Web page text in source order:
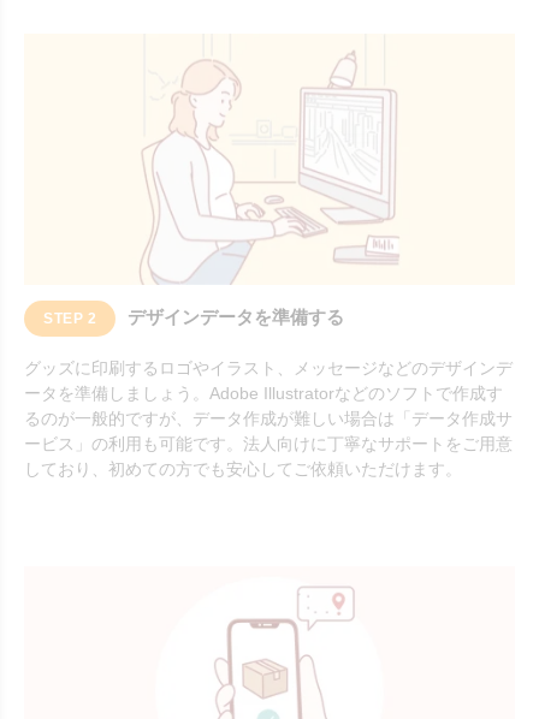
STEP 2 デザインデータを準備する
グッズに印刷するロゴやイラスト、メッセージなどのデザインデ
ータを準備しましょう。Adobe Illustratorなどのソフトで作成す
るのが一般的ですが、データ作成が難しい場合は「データ作成サ
ービス」の利用も可能です。法人向けに丁寧なサポートをご用意
しており、初めての方でも安心してご依頼いただけます。